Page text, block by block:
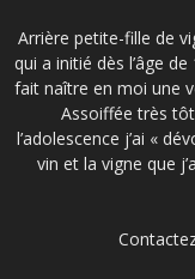
Arrière petite-fille de
qui a initié dès l’âge
fait naître en moi une
Assoiffée très
l’adolescence j’ai «
vin et la vigne que